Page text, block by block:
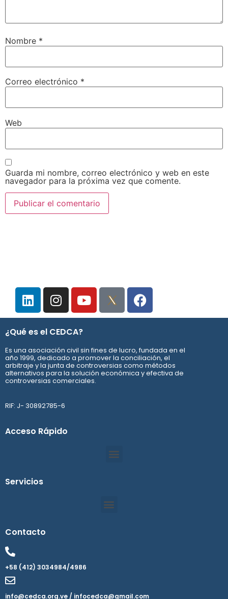
Nombre *
Correo electrónico *
Web
Guarda mi nombre, correo electrónico y web en este
navegador para la próxima vez que comente.
¿Qué es el CEDCA?
Es una asociación civil sin fines de lucro, fundada en el
año 1999, dedicado a promover la conciliación, el
arbitraje y la junta de controversias como métodos
alternativos para la solución económica y efectiva de
controversias comerciales.
RIF: J- 30892785-6
Acceso Rápido
Servicios
Contacto
+58 (412) 3034984/4986
info@cedca.org.ve / infocedca@gmail.com